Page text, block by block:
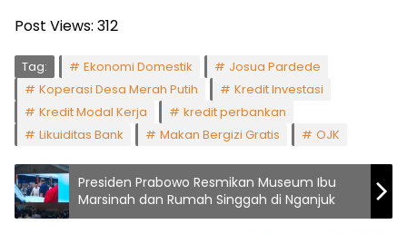
Post Views: 312
Tag: Ekonomi Domestik
Josua Pardede
Koperasi Desa Merah Putih
Kredit Investasi
Kredit Modal Kerja
kredit perbankan
Likuiditas Bank
Makan Bergizi Gratis OJK
Presiden Prabowo Resmikan Museum Ibu
Marsinah dan Rumah Singgah di Nganjuk